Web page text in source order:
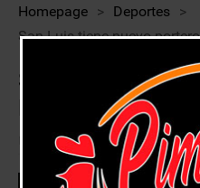
Homepage > Deportes >
San Luis tiene nuevo
San Luis tiene
Manuel García
7 enero, 2019 Deportes